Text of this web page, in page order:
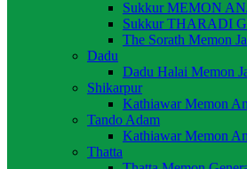
Sukkur MEMON
Sukkur THARADI
The Sorath Memon
Dadu
Dadu Halai Memon
Shikarpur
Kathiawar Memon
Tando Adam
Kathiawar Memon
Thatta